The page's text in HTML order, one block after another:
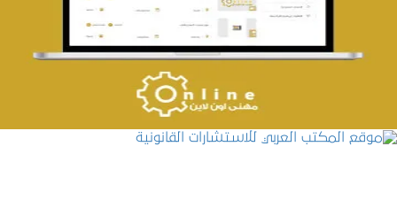
التفاصيل